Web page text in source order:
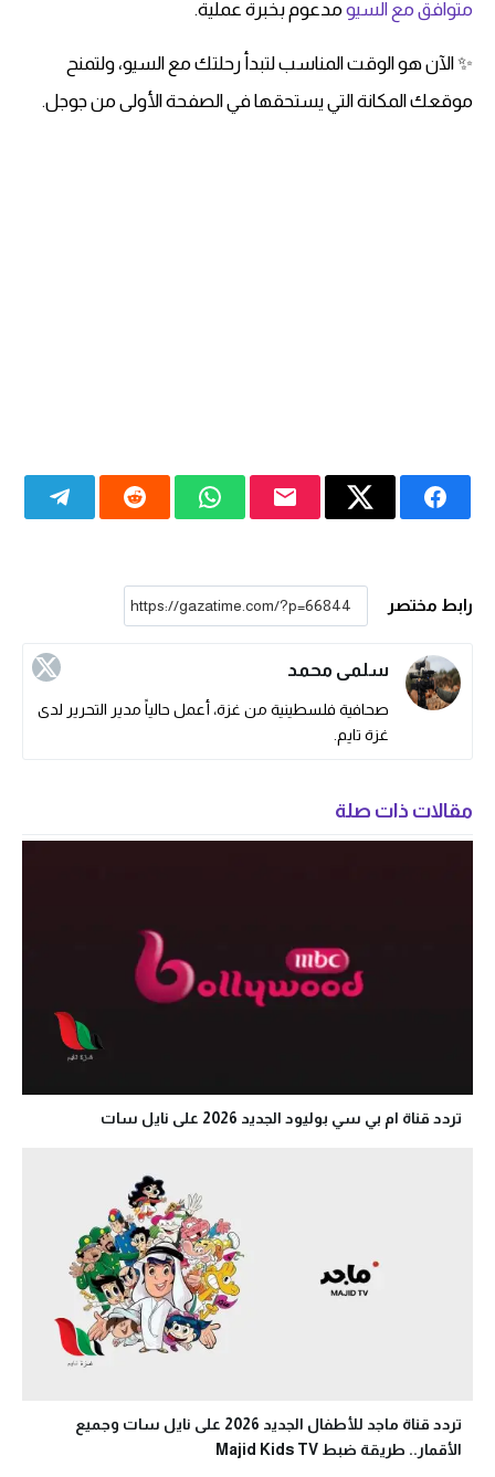
متوافق مع السيو مدعوم بخبرة عملية.
✨ الآن هو الوقت المناسب لتبدأ رحلتك مع السيو، ولتمنح
موقعك المكانة التي يستحقها في الصفحة الأولى من جوجل.
رابط مختصر
سلمى محمد
صحافية فلسطينية من غزة، أعمل حالياً مدير التحرير لدى
غزة تايم.
مقالات ذات صلة
تردد قناة ام بي سي بوليود الجديد 2026 على نايل سات
تردد قناة ماجد للأطفال الجديد 2026 على نايل سات وجميع
الأقمار.. طريقة ضبط Majid Kids TV